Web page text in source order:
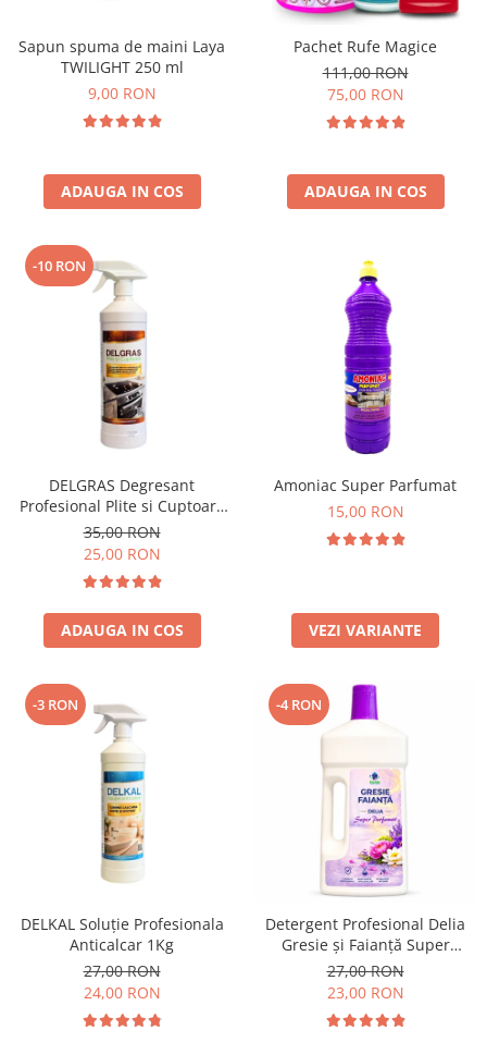
Sapun spuma de maini Laya
TWILIGHT 250 ml
9,00 RON
ADAUGA IN COS
Pachet Rufe Magice
111,00 RON
75,00 RON
ADAUGA IN COS
-10 RON
DELGRAS Degresant
Profesional Plite si Cuptoare
1L
35,00 RON
25,00 RON
ADAUGA IN COS
Amoniac Super Parfumat
15,00 RON
VEZI VARIANTE
-3 RON
DELKAL Soluție Profesionala
Anticalcar 1Kg
27,00 RON
24,00 RON
-4 RON
Detergent Profesional Delia
Gresie și Faianță Super
Parfumat 1L
27,00 RON
23,00 RON